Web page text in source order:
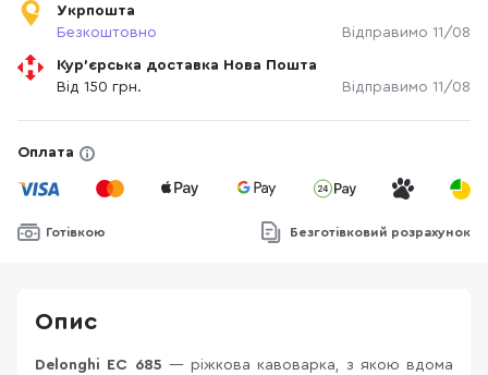
Укрпошта
Безкоштовно
Відправимо 11/08
Кур'єрська доставка Нова Пошта
Від 150 грн.
Відправимо 11/08
Оплата
Готівкою Безготівковий розрахунок
Опис
Delonghi EC 685 — ріжкова кавоварка, з якою вдома